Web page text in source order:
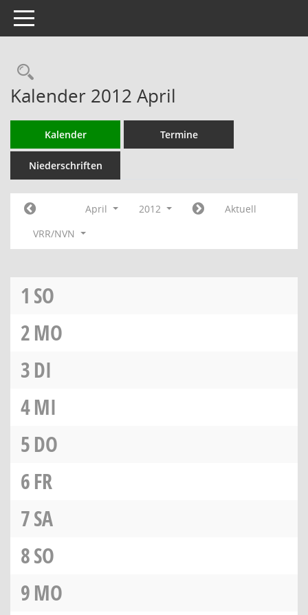
Toggle navigation
Rechercheauswahl
Kalender 2012 April
Kalender Termine
Niederschriften
April 2012
Aktuell
VRR/NVN
1 SO
2MO
3DI
4MI
5DO
6FR
7SA
8SO
9MO